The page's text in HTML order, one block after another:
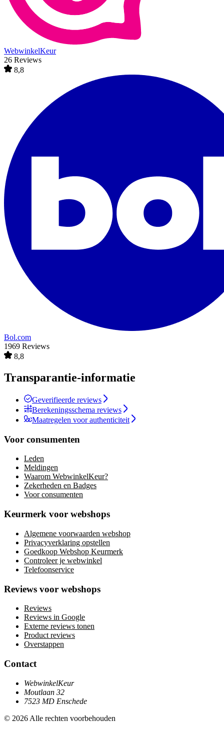
WebwinkelKeur
26 Reviews
8,8
Bol.com
1969 Reviews
8,8
Transparantie-informatie
Geverifieerde reviews
Berekeningsschema reviews
Maatregelen voor authenticiteit
Voor consumenten
Leden
Meldingen
Waarom WebwinkelKeur?
Zekerheden en Badges
Voor consumenten
Keurmerk voor webshops
Algemene voorwaarden webshop
Privacyverklaring opstellen
Goedkoop Webshop Keurmerk
Controleer je webwinkel
Telefoonservice
Reviews voor webshops
Reviews
Reviews in Google
Externe reviews tonen
Product reviews
Overstappen
Contact
WebwinkelKeur
Moutlaan 32
7523 MD Enschede
© 2026 Alle rechten voorbehouden